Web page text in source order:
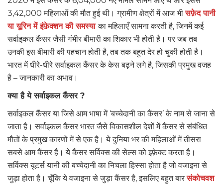
3,42,000 महिलाओं की मौत हुई थी। ग्रामीण क्षेत्रों में आज भीसफ़ेद पानी
या यूरिन में इंफ़ेक्शन की समस्याका महिलाएँ सामना करती है, जिनमें कई
सर्वाइकल कैंसर जैसी गंभीर बीमारी का शिकार भी होती है। पर जब तब
उनकी इस बीमारी की पहचान होती है, तब तक बहुत देर हो चुकी होती है।
भारत में धीरे-धीरे सर्वाइकल कैंसर के केस बढ़ने लगे है, जिसकी प्रमुख वजह
है – जानकारी का अभाव।
क्या है ये सर्वाइकल कैंसर ?
सर्वाइकल कैंसर या जिसे आम भाषा में ‘बच्चेदानी का कैंसर’ के नाम से जाना से
जाता है। सर्वाइकल कैंसर भारत जैसे विकासशील देशों में कैंसर से संबंधित
मौतों के प्रमुख कारणों में से एक है। ये दुनिया भर की महिलाओं में तीसरा
सबसे आम कैंसर है। ये कैंसर सर्विक्स की सेल्स को इफ़ेक्ट करता है।
सर्विक्स यूटर्स यानी की बच्चेदानी का निचला हिस्सा होता है जो वजाइना से
जुड़ा होता है। चूँकि ये वजाइना से जुड़ा कैंसर है, इसलिए बहुत बारसंकोचवश